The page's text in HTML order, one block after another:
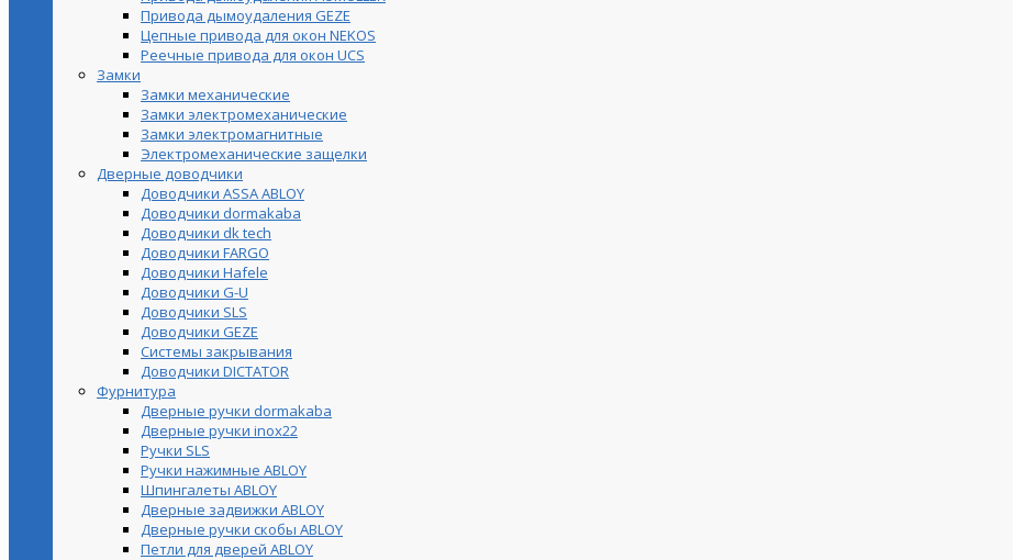
Привода дымоудаления GEZE
Цепные привода для окон NEKOS
Реечные привода для окон UСS
Замки
Замки механические
Замки электромеханические
Замки электромагнитные
Электромеханические защелки
Дверные доводчики
Доводчики ASSA ABLOY
Доводчики dormakaba
Доводчики dk tech
Доводчики FARGO
Доводчики Hafele
Доводчики G-U
Доводчики SLS
Доводчики GEZE
Cистемы закрывания
Доводчики DICTATOR
Фурнитура
Дверные ручки dormakaba
Дверные ручки inox22
Ручки SLS
Ручки нажимные ABLOY
Шпингалеты ABLOY
Дверные задвижки ABLOY
Дверные ручки скобы ABLOY
Петли для дверей ABLOY